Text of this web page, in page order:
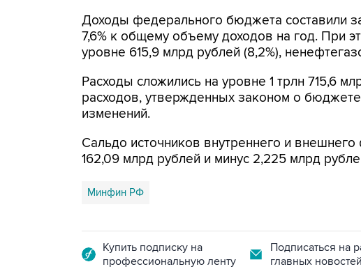
Доходы федерального бюджета составили
7,6% к общему объему доходов на год. При
уровне 615,9 млрд рублей (8,2%),
Расходы сложились на уровне 1 трлн 715,6
расходов, утвержденных законом о
изменений.
Сальдо источников внутреннего и
162,09 млрд рублей и минус 2,225 млрд
Минфин РФ
Купить подписку на
профессиональную ленту
Подписаться на
главных